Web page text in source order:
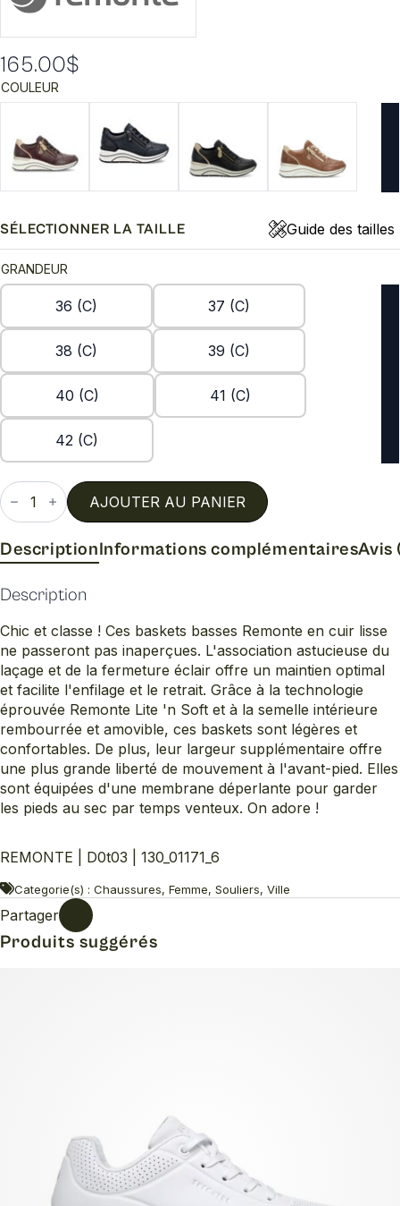
165.00$
COULEUR
SÉLECTIONNER LA TAILLE Guide des tailles
GRANDEUR
36 (C) 37 (C)
38 (C) 39 (C)
40 (C) 41 (C)
42 (C)
quantité
de
D0t03
AJOUTER AU PANIER
DescriptionInformations complémentairesAvis
Description
Chic et classe ! Ces baskets basses Remonte en cuir lisse
ne passeront pas inaperçues. L'association astucieuse du
laçage et de la fermeture éclair offre un maintien optimal
et facilite l'enfilage et le retrait. Grâce à la technologie
éprouvée Remonte Lite 'n Soft et à la semelle intérieure
rembourrée et amovible, ces baskets sont légères et
confortables. De plus, leur largeur supplémentaire offre
une plus grande liberté de mouvement à l'avant-pied. Elles
sont équipées d'une membrane déperlante pour garder
les pieds au sec par temps venteux. On adore !
REMONTE | D0t03 | 130_01171_6
Categorie(s) : Chaussures, Femme, Souliers, Ville
Partager
Produits suggérés